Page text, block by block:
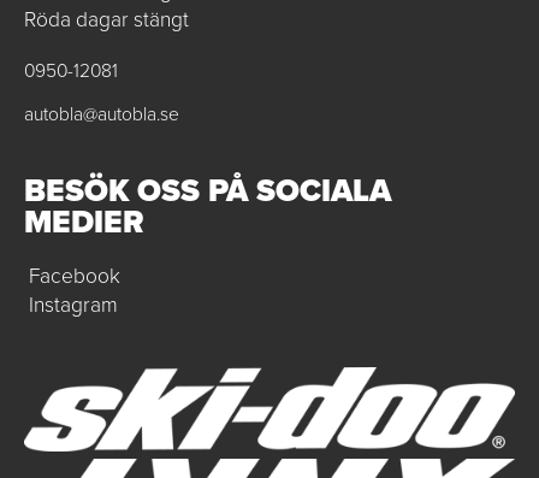
Röda dagar stängt
0950-12081
autobla@autobla.se
BESÖK OSS PÅ SOCIALA
MEDIER
Facebook
Instagram